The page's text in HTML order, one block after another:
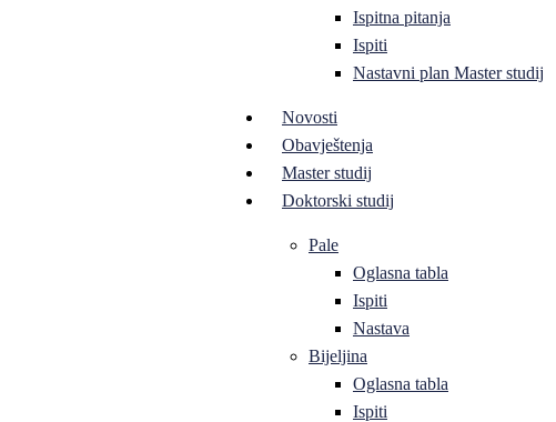
Ispitna pitanja
Ispiti
Nastavni plan Master studij
Novosti
Obavještenja
Master studij
Doktorski studij
Pale
Oglasna tabla
Ispiti
Nastava
Bijeljina
Oglasna tabla
Ispiti